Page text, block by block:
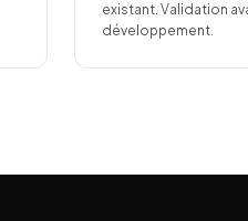
existant. Validation
développement.